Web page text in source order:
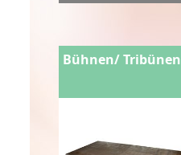
Bühnen/ Tribünen